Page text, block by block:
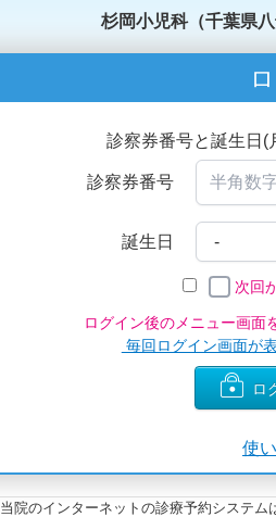
杉岡小児科（千葉県八
診察券番号と誕生日(
診察券番号
誕生日
次回
ログイン後のメニュー画面
毎回ログイン画面が
ロ
使
当院のインターネットの診療予約システ